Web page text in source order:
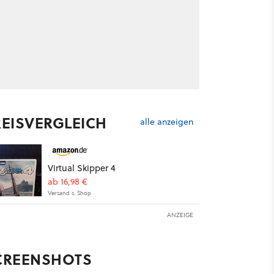
alle anzeigen
Virtual Skipper 4
ab 16,98 €
Versand s. Shop
ANZEIGE